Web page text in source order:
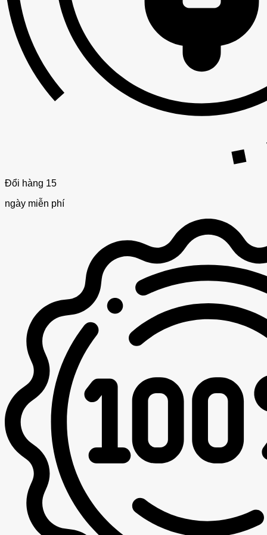
Đổi hàng 15
ngày miễn phí